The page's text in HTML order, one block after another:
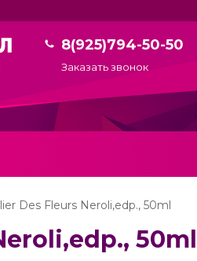
8(925)794-50-50
Заказать звонок
Des Fleurs Neroli,edp., 50ml
50ml